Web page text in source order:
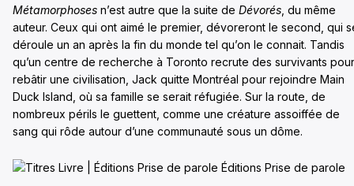
Métamorphoses n’est autre que la suite de Dévorés , du même
auteur. Ceux qui ont aimé le premier, dévoreront le second, qui
déroule un an après la fin du monde tel qu’on le connait. Tandis
qu’un centre de recherche à Toronto recrute des survivants pour
rebâtir une civilisation, Jack quitte Montréal pour rejoindre Main
Duck Island, où sa famille se serait réfugiée. Sur la route, de
nombreux périls le guettent, comme une créature assoiffée de
sang qui rôde autour d’une communauté sous un dôme.